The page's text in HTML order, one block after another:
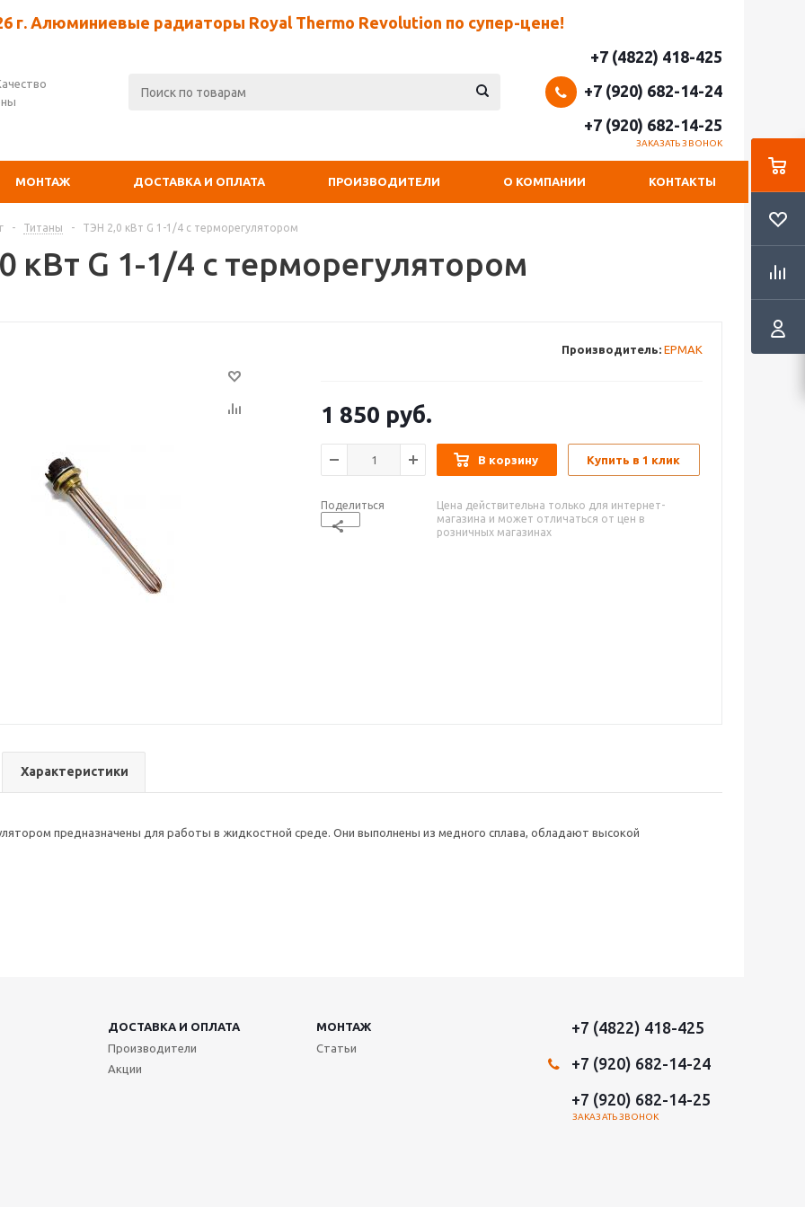
г. Алюминиевые радиаторы Royal Thermo Revolution по супер-цене!
+7 (4822) 418-425
+7 (920) 682-14-24
+7 (920) 682-14-25
ЗАКАЗАТЬ ЗВОНОК
МОНТАЖ ДОСТАВКА И ОПЛАТА ПРОИЗВОДИТЕЛИ О КОМПАНИИ КОНТАКТЫ
- Титаны - ТЭН 2,0 кВт G 1-1/4 с терморегулятором
кВт G 1-1/4 с терморегулятором
Производитель: ЕРМАК
1 850 руб.
В корзину Купить в 1 клик
Поделиться
Цена действительна только для интернет-
магазина и может отличаться от цен в
розничных магазинах
Характеристики
предназначены для работы в жидкостной среде. Они выполнены из медного сплава, обладают высокой
ДОСТАВКА И ОПЛАТА
МОНТАЖ
Производители
Акции
Статьи
+7 (4822) 418-425
+7 (920) 682-14-24
+7 (920) 682-14-25
ЗАКАЗАТЬ ЗВОНОК